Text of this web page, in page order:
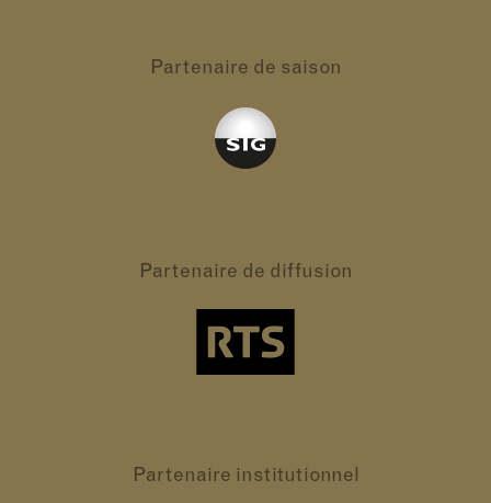
Partenaire de saison
Partenaire de diffusion
Partenaire institutionnel